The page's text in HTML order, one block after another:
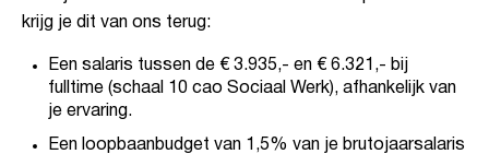
krijg je dit van ons terug:
Een salaris tussen de € 3.935,- en € 6.321,- bij
fulltime (schaal 10 cao Sociaal Werk), afhankelijk van
je ervaring.
Een loopbaanbudget van 1,5% van je brutojaarsalaris